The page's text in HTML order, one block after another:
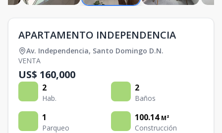
APARTAMENTO INDEPENDENCIA
Av. Independencia, Santo Domingo D.N.
VENTA
US$ 160,000
2
Hab.
2
Baños
1
Parqueo
100.14 M²
Construcción